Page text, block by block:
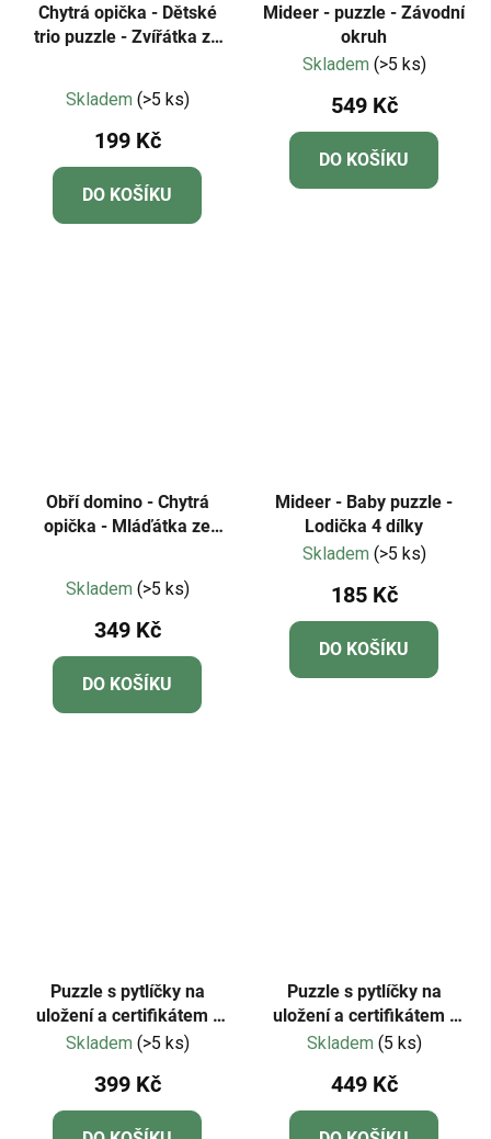
Chytrá opička - Dětské
trio puzzle - Zvířátka ze
hodnocení
produktu
je
4,8
z
Skladem (>5 ks)
199 Kč
DO KOŠÍKU
Mideer - puzzle - Závodní
okruh
Skladem (>5 ks)
549 Kč
DO KOŠÍKU
Obří domino - Chytrá
opička - Mláďátka ze
hodnocení
produktu
je
5,0
z
Skladem (>5 ks)
349 Kč
DO KOŠÍKU
Mideer - Baby puzzle -
Lodička 4 dílky
Skladem (>5 ks)
185 Kč
DO KOŠÍKU
Puzzle s pytlíčky na
uložení a certifikátem -
Mideer - LEVEL 01 -
Skladem (>5 ks)
399 Kč
Puzzle s pytlíčky na
uložení a certifikátem -
Mideer - LEVEL 04 -
Skladem (5 ks)
449 Kč